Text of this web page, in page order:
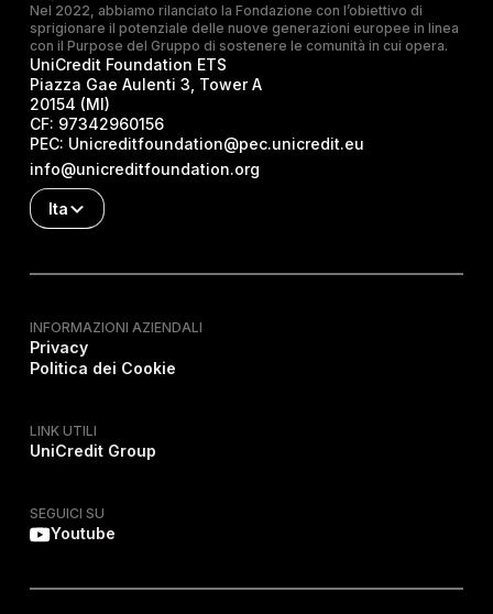
Nel 2022, abbiamo rilanciato la Fondazione con l’obiettivo di
sprigionare il potenziale delle nuove generazioni europee in linea
con il Purpose del Gruppo di sostenere le comunità in cui opera.
UniCredit Foundation ETS
Piazza Gae Aulenti 3, Tower A
20154 (MI)
CF: 97342960156
PEC: Unicreditfoundation@pec.unicredit.eu
info@unicreditfoundation.org
Ita
INFORMAZIONI AZIENDALI
Privacy
Politica dei Cookie
LINK UTILI
UniCredit Group
SEGUICI SU
Youtube